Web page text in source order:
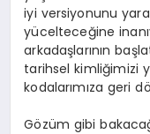
iyi versiyonunu
yücelteceğine
arkadaşlarının
tarihsel kimliğimizi
kodalarımıza geri
Gözüm gibi